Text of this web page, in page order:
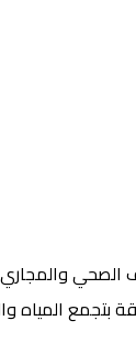
والمجاري،
المياه